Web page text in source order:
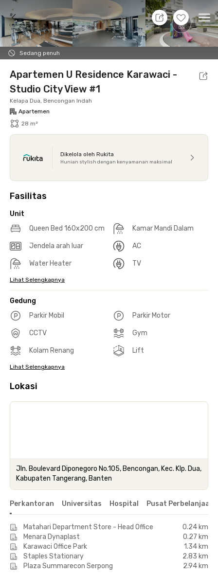
+14
Sedang penuh
10 Agt 26 - Belum tahu
Foto Fasilitas bersama Lokasi Aturan
Apartemen U Residence Karawaci -
Studio City View #1
Kelapa Dua, Bencongan Indah
Apartemen
28 m²
Dikelola oleh Rukita
Hunian stylish dengan kenyamanan maksimal
Fasilitas
Unit
Queen Bed 160x200 cm
Kamar Mandi Dalam
Jendela arah luar AC
Water Heater TV
Lihat Selengkapnya
Gedung
Parkir Mobil
Parkir Motor
CCTV Gym
Kolam Renang Lift
Lihat Selengkapnya
Lokasi
Jln. Boulevard Diponegoro No.105, Bencongan, Kec. Klp. Dua,
Kabupaten Tangerang, Banten
Perkantoran Universitas Hospital Pusat Perbelanjaan
Matahari Department Store - Head Office
0.24 km
Menara Dynaplast
0.27 km
Karawaci Office Park
1.34 km
Staples Stationary
2.83 km
Plaza Summarecon Serpong
2.94 km